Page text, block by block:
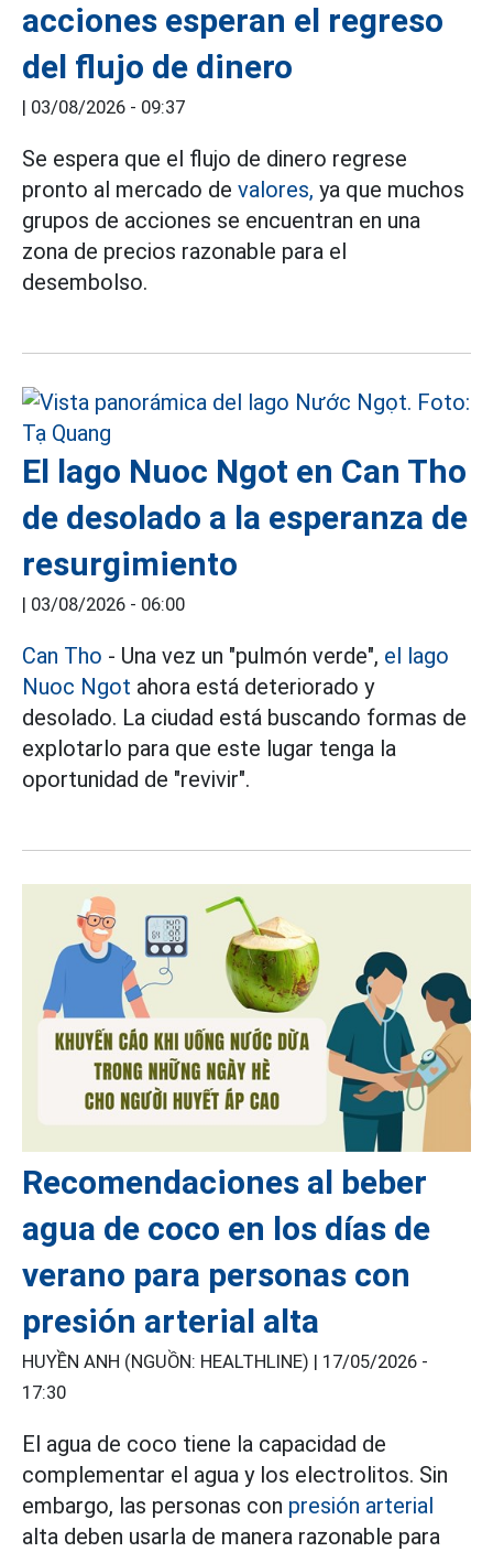
acciones esperan el regreso
del flujo de dinero
| 03/08/2026 - 09:37
Se espera que el flujo de dinero regrese
pronto al mercado de valores, ya que muchos
grupos de acciones se encuentran en una
zona de precios razonable para el
desembolso.
El lago Nuoc Ngot en Can Tho
de desolado a la esperanza de
resurgimiento
| 03/08/2026 - 06:00
Can Tho - Una vez un "pulmón verde", el lago
Nuoc Ngot ahora está deteriorado y
desolado. La ciudad está buscando formas de
explotarlo para que este lugar tenga la
oportunidad de "revivir".
Recomendaciones al beber
agua de coco en los días de
verano para personas con
presión arterial alta
HUYỀN ANH (NGUỒN: HEALTHLINE) | 17/05/2026 -
17:30
El agua de coco tiene la capacidad de
complementar el agua y los electrolitos. Sin
embargo, las personas con presión arterial
alta deben usarla de manera razonable para